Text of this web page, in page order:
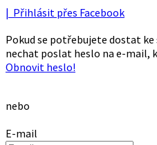
| Přihlásit přes Facebook
Pokud se potřebujete dostat
nechat poslat heslo na e-mail,
Obnovit heslo!
nebo
E-mail